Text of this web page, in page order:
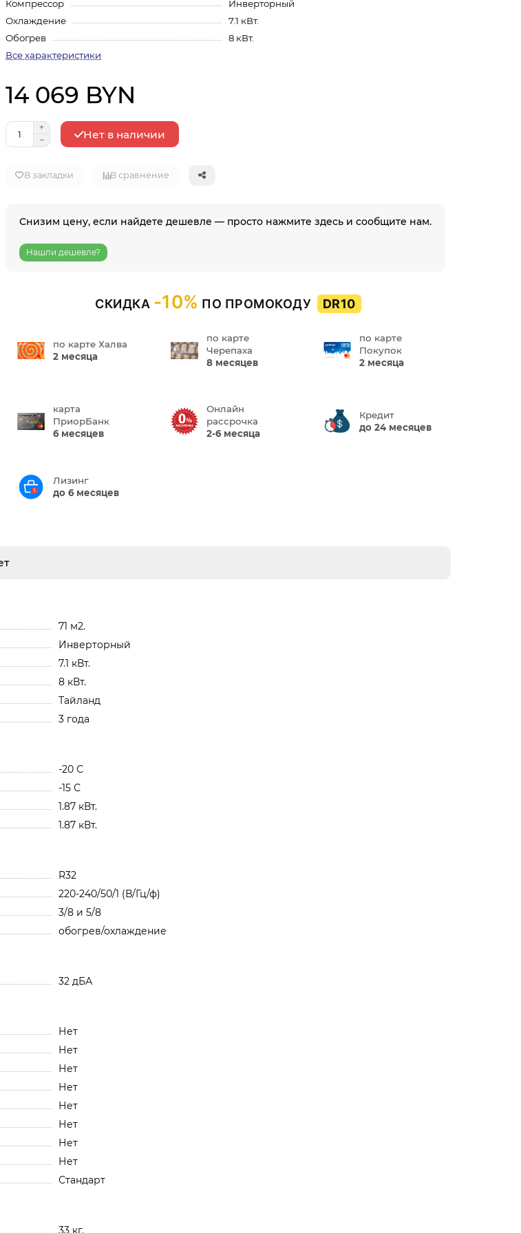
Компрессор
Инверторный
Охлаждение
7.1 кВт.
Обогрев
8 кВт.
Все характеристики
14 069 BYN
Нет в наличии
В закладки В сравнение
Снизим цену, если найдете дешевле — просто нажмите здесь и сообщите нам.
Нашли дешевле?
СКИДКА -10% ПО ПРОМОКОДУ DR10
по карте Халва
2 месяца
по карте
Черепаха
8 месяцев
по карте
Покупок
2 месяца
карта
ПриорБанк
6 месяцев
Онлайн
рассрочка
2-6 месяца
Кредит
до 24 месяцев
Лизинг
до 6 месяцев
71 м2.
Инверторный
7.1 кВт.
8 кВт.
Тайланд
3 года
-20 С
-15 С
1.87 кВт.
1.87 кВт.
R32
220-240/50/1 (В/Гц/ф)
3/8 и 5/8
обогрев/охлаждение
32 дБА
Нет
Нет
Нет
Нет
Нет
Нет
Нет
Нет
Стандарт
33 кг.